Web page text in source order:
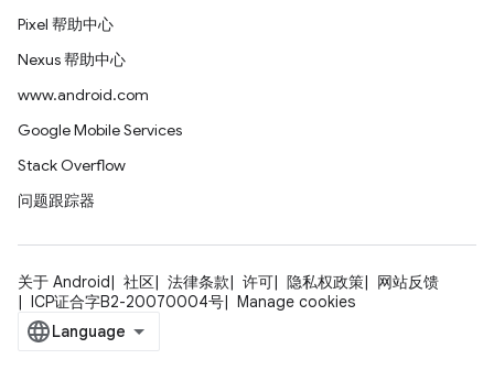
Pixel 帮助中心
Nexus 帮助中心
www.android.com
Google Mobile Services
Stack Overflow
问题跟踪器
关于 Android 社区 法律条款 许可 隐私权政策
网站反馈
ICP证合字B2-20070004号
Manage cookies